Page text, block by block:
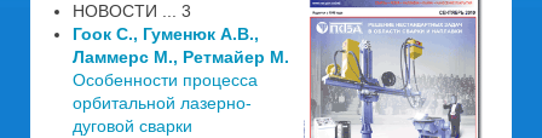
НОВОСТИ ... 3
Гоок С., Гуменюк А.В.,
Ламмерс М., Ретмайер М.
Особенности процесса
орбитальной лазерно-
дуговой сварки